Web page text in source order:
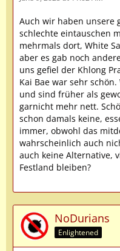
Auch wir haben unsere
schlechte eintauschen
mehrmals dort, White
aber es gab noch
uns gefiel der Khlong
Kai Bae war sehr
und sind früher als
garnicht mehr nett.
schon damals keine,
immer, obwohl das
wahrscheinlich auch
auch keine Alternative,
Festland bleiben?
NoDurians
Enlightened